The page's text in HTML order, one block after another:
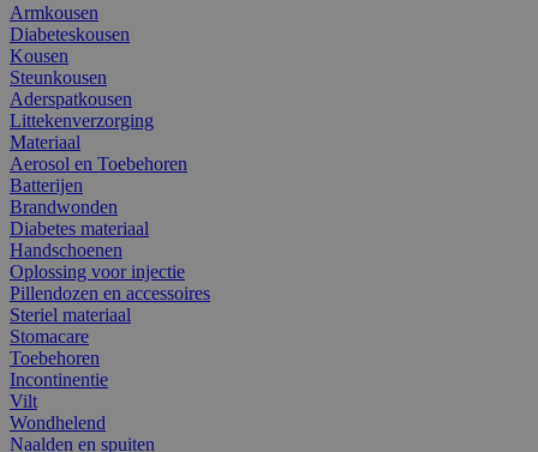
Armkousen
Diabeteskousen
Kousen
Steunkousen
Aderspatkousen
Littekenverzorging
Materiaal
Aerosol en Toebehoren
Batterijen
Brandwonden
Diabetes materiaal
Handschoenen
Oplossing voor injectie
Pillendozen en accessoires
Steriel materiaal
Stomacare
Toebehoren
Incontinentie
Vilt
Wondhelend
Naalden en spuiten